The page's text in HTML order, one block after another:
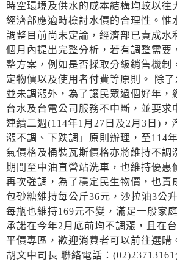
時空環境及供水的成本結構均較以往
經濟部應適時檢討水價的合理性。惟
調整目前尚未定論，經濟部已責成水
個月內提出完整分析，若有調整需要
整方案，例如是否採取分級銷售機制
定物價以及使用者付費等原則。 除
並未調漲外，為了讓民眾過個好年，
台水及台電公司服務不中斷，並要求
連續二週(114年1月27日及2月3日)，
漲不調、下跌調」原則辦理，至114
氣價格及桶裝瓦斯價格亦將維持不調
期間至中油直營站洗車，也維持優惠
再次強調，為了穩定民生物價，也責
包砂糖維持每公斤36元，沙拉油3公
每瓶也維持169元不變，滿足一般家
承諾在今年2月底前均不調漲，且在
平價專區，歡迎消費者可以前往選購
胡文中司長 聯絡電話：